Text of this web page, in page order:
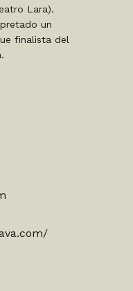
Lara).
un
finalista del